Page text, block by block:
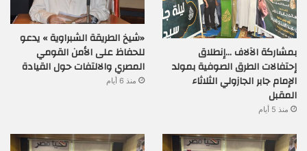
بمشاركة الآلاف …إنطلاق
إحتفالات الطرق الصوفية بمولد
الإمام جابر الجازولي الثلاثاء
المقبل
منذ 5 أيام
«شيخ الطريقة الشبراوية » يدعو
للحفاظ على الأمن القومي
المصري والالتفات حول القيادة
منذ 6 أيام